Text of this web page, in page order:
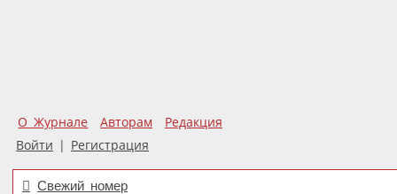
О Журнале Авторам
Редакция
Войти | Регистрация
Свежий номер